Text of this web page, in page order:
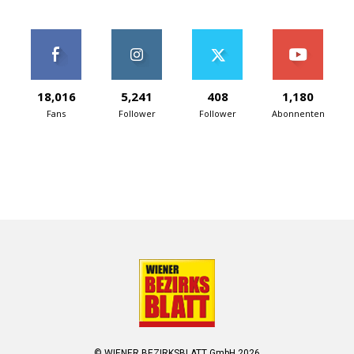
18,016
Fans
5,241
Follower
408
Follower
1,180
Abonnenten